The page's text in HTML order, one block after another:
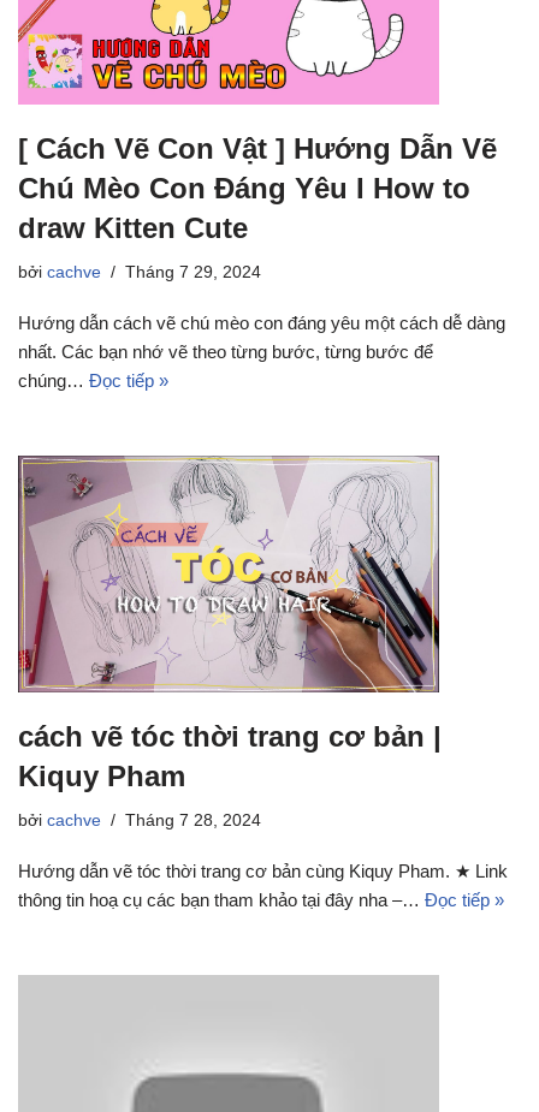
[ Cách Vẽ Con Vật ] Hướng Dẫn Vẽ
Chú Mèo Con Đáng Yêu I How to
draw Kitten Cute
bởi cachve Tháng 7 29, 2024
Hướng dẫn cách vẽ chú mèo con đáng yêu một cách dễ dàng
nhất. Các bạn nhớ vẽ theo từng bước, từng bước để
chúng… Đọc tiếp »
cách vẽ tóc thời trang cơ bản |
Kiquy Pham
bởi cachve Tháng 7 28, 2024
Hướng dẫn vẽ tóc thời trang cơ bản cùng Kiquy Pham. ★ Link
thông tin hoạ cụ các bạn tham khảo tại đây nha –… Đọc tiếp »